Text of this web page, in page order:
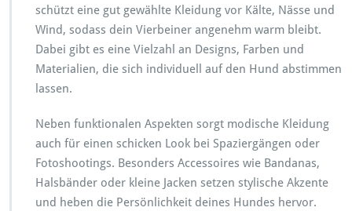
schützt eine gut gewählte Kleidung vor Kälte, Nässe und
Wind, sodass dein Vierbeiner angenehm warm bleibt.
Dabei gibt es eine Vielzahl an Designs, Farben und
Materialien, die sich individuell auf den Hund abstimmen
lassen.
Neben funktionalen Aspekten sorgt modische Kleidung
auch für einen schicken Look bei Spaziergängen oder
Fotoshootings. Besonders Accessoires wie Bandanas,
Halsbänder oder kleine Jacken setzen stylische Akzente
und heben die Persönlichkeit deines Hundes hervor.